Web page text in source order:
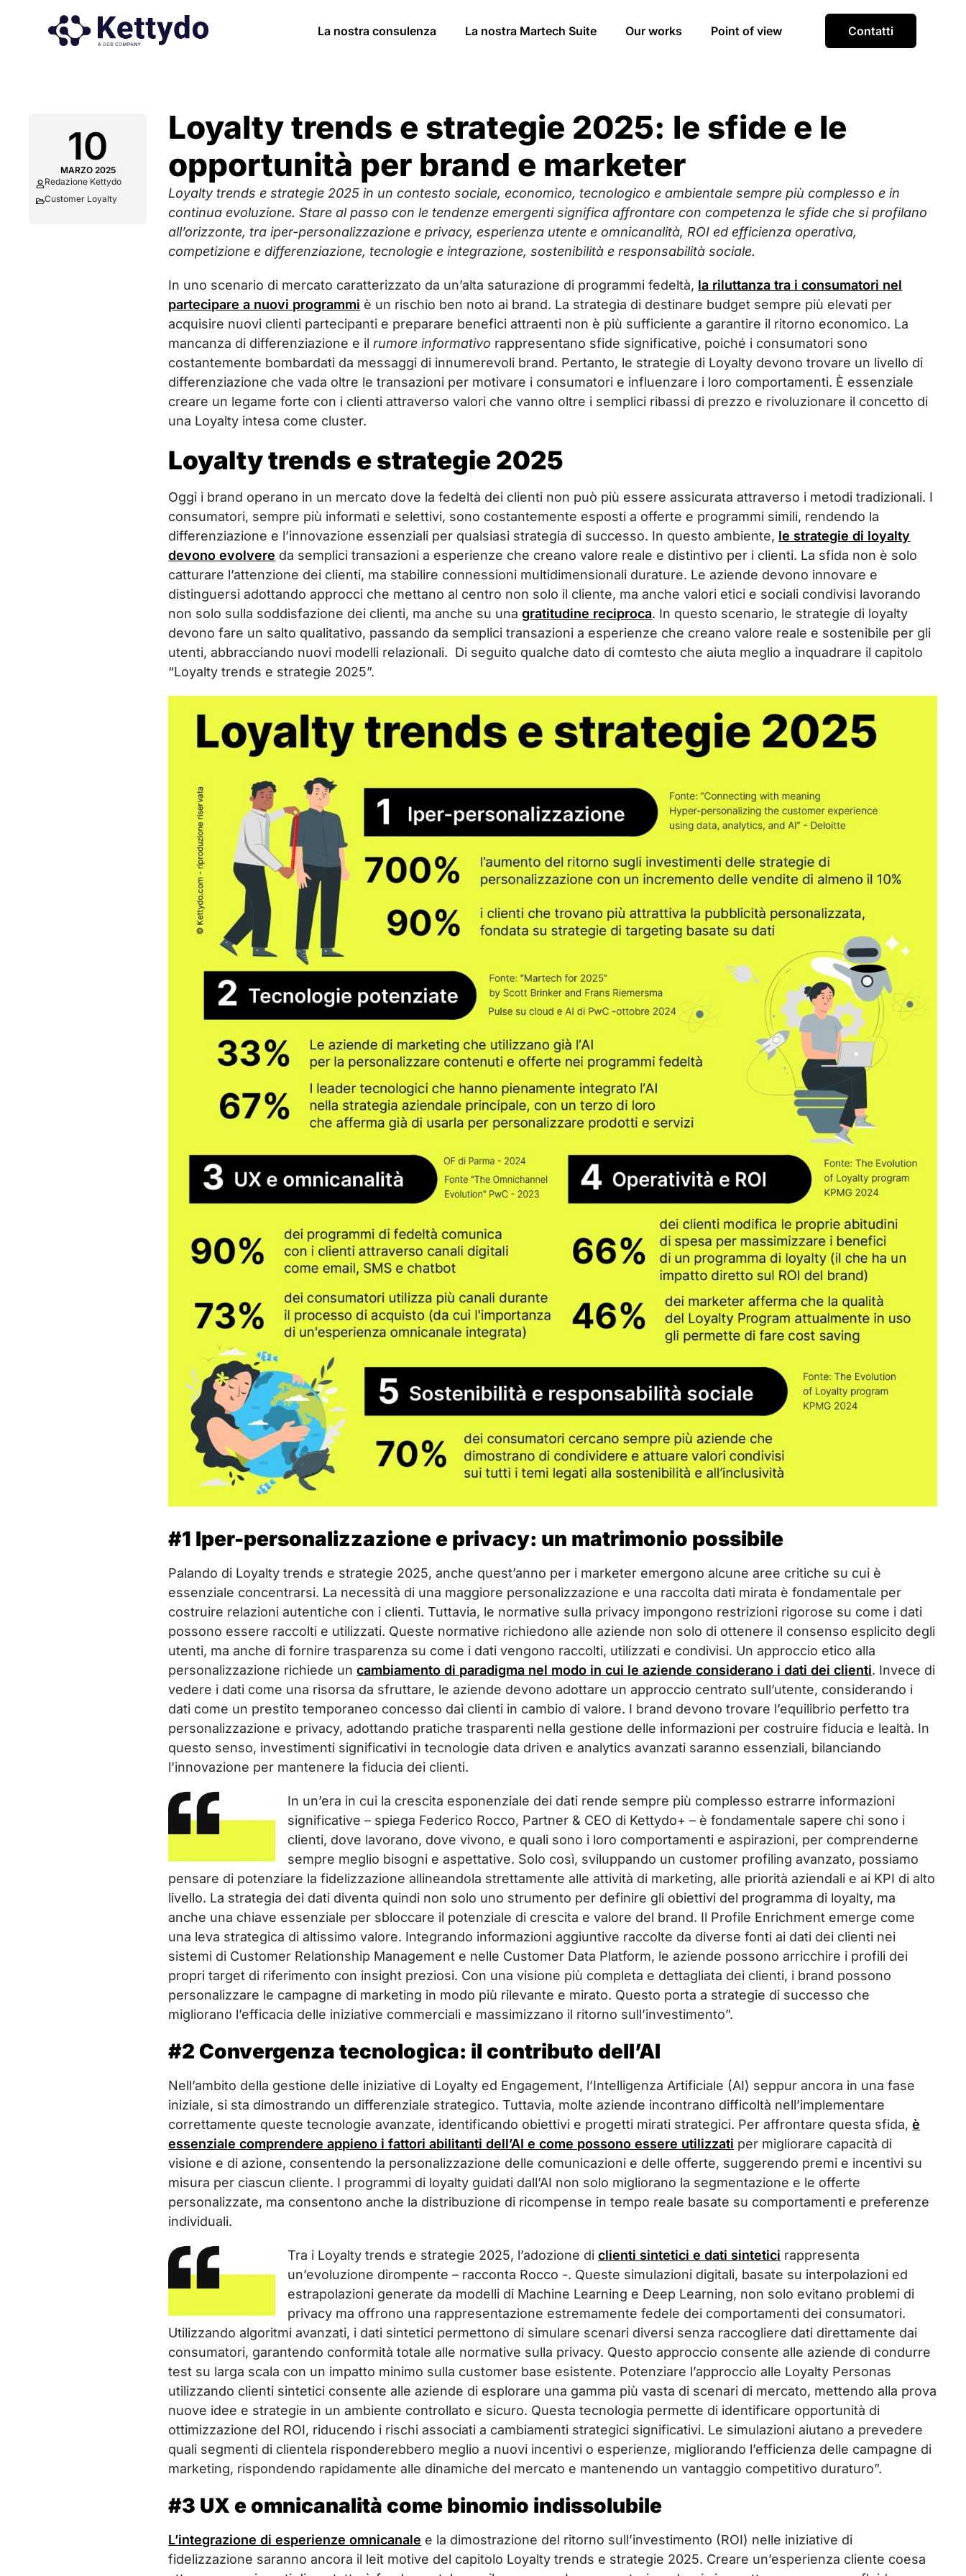
La nostra consulenza La nostra Martech Suite Our works Point of view Contatti
10
MARZO 2025
Redazione Kettydo
Customer Loyalty
Loyalty trends e strategie 2025: le sfide e le
opportunità per brand e marketer
Loyalty trends e strategie 2025 in un contesto sociale, economico, tecnologico e ambientale sempre più complesso e in
continua evoluzione. Stare al passo con le tendenze emergenti significa affrontare con competenza le sfide che si profilano
all’orizzonte, tra iper-personalizzazione e privacy, esperienza utente e omnicanalità, ROI ed efficienza operativa,
competizione e differenziazione, tecnologie e integrazione, sostenibilità e responsabilità sociale.
In uno scenario di mercato caratterizzato da un’alta saturazione di programmi fedeltà, la riluttanza tra i consumatori nel
partecipare a nuovi programmi è un rischio ben noto ai brand. La strategia di destinare budget sempre più elevati per
acquisire nuovi clienti partecipanti e preparare benefici attraenti non è più sufficiente a garantire il ritorno economico. La
mancanza di differenziazione e ilrumore informativo rappresentano sfide significative, poiché i consumatori sono
costantemente bombardati da messaggi di innumerevoli brand. Pertanto, le strategie di Loyalty devono trovare un livello di
differenziazione che vada oltre le transazioni per motivare i consumatori e influenzare i loro comportamenti. È essenziale
creare un legame forte con i clienti attraverso valori che vanno oltre i semplici ribassi di prezzo e rivoluzionare il concetto di
una Loyalty intesa come cluster.
Loyalty trends e strategie 2025
Oggi i brand operano in un mercato dove la fedeltà dei clienti non può più essere assicurata attraverso i metodi tradizionali. I
consumatori, sempre più informati e selettivi, sono costantemente esposti a offerte e programmi simili, rendendo la
differenziazione e l’innovazione essenziali per qualsiasi strategia di successo. In questo ambiente, le strategie di loyalty
devono evolvere da semplici transazioni a esperienze che creano valore reale e distintivo per i clienti. La sfida non è solo
catturare l’attenzione dei clienti, ma stabilire connessioni multidimensionali durature. Le aziende devono innovare e
distinguersi adottando approcci che mettano al centro non solo il cliente, ma anche valori etici e sociali condivisi lavorando
non solo sulla soddisfazione dei clienti, ma anche su unagratitudine reciproca. In questo scenario, le strategie di loyalty
devono fare un salto qualitativo, passando da semplici transazioni a esperienze che creano valore reale e sostenibile per gli
utenti, abbracciando nuovi modelli relazionali. Di seguito qualche dato di comtesto che aiuta meglio a inquadrare il capitolo
“Loyalty trends e strategie 2025”.
#1 Iper-personalizzazione e privacy: un matrimonio possibile
Palando di Loyalty trends e strategie 2025, anche quest’anno per i marketer emergono alcune aree critiche su cui è
essenziale concentrarsi. La necessità di una maggiore personalizzazione e una raccolta dati mirata è fondamentale per
costruire relazioni autentiche con i clienti. Tuttavia, le normative sulla privacy impongono restrizioni rigorose su come i dati
possono essere raccolti e utilizzati. Queste normative richiedono alle aziende non solo di ottenere il consenso esplicito degli
utenti, ma anche di fornire trasparenza su come i dati vengono raccolti, utilizzati e condivisi. Un approccio etico alla
personalizzazione richiede uncambiamento di paradigma nel modo in cui le aziende considerano i dati dei clienti. Invece di
vedere i dati come una risorsa da sfruttare, le aziende devono adottare un approccio centrato sull’utente, considerando i
dati come un prestito temporaneo concesso dai clienti in cambio di valore. I brand devono trovare l’equilibrio perfetto tra
personalizzazione e privacy, adottando pratiche trasparenti nella gestione delle informazioni per costruire fiducia e lealtà. In
questo senso, investimenti significativi in tecnologie data driven e analytics avanzati saranno essenziali, bilanciando
l’innovazione per mantenere la fiducia dei clienti.
In un’era in cui la crescita esponenziale dei dati rende sempre più complesso estrarre informazioni
significative – spiega Federico Rocco, Partner & CEO di Kettydo+ – è fondamentale sapere chi sono i
clienti, dove lavorano, dove vivono, e quali sono i loro comportamenti e aspirazioni, per comprenderne
sempre meglio bisogni e aspettative. Solo così, sviluppando un customer profiling avanzato, possiamo
pensare di potenziare la fidelizzazione allineandola strettamente alle attività di marketing, alle priorità aziendali e ai KPI di alto
livello. La strategia dei dati diventa quindi non solo uno strumento per definire gli obiettivi del programma di loyalty, ma
anche una chiave essenziale per sbloccare il potenziale di crescita e valore del brand. Il Profile Enrichment emerge come
una leva strategica di altissimo valore. Integrando informazioni aggiuntive raccolte da diverse fonti ai dati dei clienti nei
sistemi di Customer Relationship Management e nelle Customer Data Platform, le aziende possono arricchire i profili dei
propri target di riferimento con insight preziosi. Con una visione più completa e dettagliata dei clienti, i brand possono
personalizzare le campagne di marketing in modo più rilevante e mirato. Questo porta a strategie di successo che
migliorano l’efficacia delle iniziative commerciali e massimizzano il ritorno sull’investimento”.
#2 Convergenza tecnologica: il contributo dell’AI
Nell’ambito della gestione delle iniziative di Loyalty ed Engagement, l’Intelligenza Artificiale (AI) seppur ancora in una fase
iniziale, si sta dimostrando un differenziale strategico. Tuttavia, molte aziende incontrano difficoltà nell’implementare
correttamente queste tecnologie avanzate, identificando obiettivi e progetti mirati strategici. Per affrontare questa sfida,è
essenziale comprendere appieno i fattori abilitanti dell’AI e come possono essere utilizzati per migliorare capacità di
visione e di azione, consentendo la personalizzazione delle comunicazioni e delle offerte, suggerendo premi e incentivi su
misura per ciascun cliente. I programmi di loyalty guidati dall’AI non solo migliorano la segmentazione e le offerte
personalizzate, ma consentono anche la distribuzione di ricompense in tempo reale basate su comportamenti e preferenze
individuali.
Tra i Loyalty trends e strategie 2025, l’adozione diclienti sintetici e dati sintetici rappresenta
un’evoluzione dirompente – racconta Rocco -. Queste simulazioni digitali, basate su interpolazioni ed
estrapolazioni generate da modelli di Machine Learning e Deep Learning, non solo evitano problemi di
privacy ma offrono una rappresentazione estremamente fedele dei comportamenti dei consumatori.
Utilizzando algoritmi avanzati, i dati sintetici permettono di simulare scenari diversi senza raccogliere dati direttamente dai
consumatori, garantendo conformità totale alle normative sulla privacy. Questo approccio consente alle aziende di condurre
test su larga scala con un impatto minimo sulla customer base esistente. Potenziare l’approccio alle Loyalty Personas
utilizzando clienti sintetici consente alle aziende di esplorare una gamma più vasta di scenari di mercato, mettendo alla prova
nuove idee e strategie in un ambiente controllato e sicuro. Questa tecnologia permette di identificare opportunità di
ottimizzazione del ROI, riducendo i rischi associati a cambiamenti strategici significativi. Le simulazioni aiutano a prevedere
quali segmenti di clientela risponderebbero meglio a nuovi incentivi o esperienze, migliorando l’efficienza delle campagne di
marketing, rispondendo rapidamente alle dinamiche del mercato e mantenendo un vantaggio competitivo duraturo”.
#3 UX e omnicanalità come binomio indissolubile
L’integrazione di esperienze omnicanale e la dimostrazione del ritorno sull’investimento (ROI) nelle iniziative di
fidelizzazione saranno ancora il leit motive del capitolo Loyalty trends e strategie 2025. Creare un’esperienza cliente coesa